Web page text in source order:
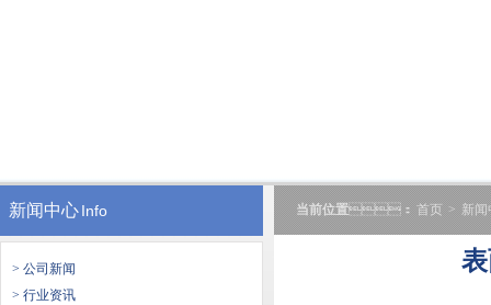
新闻中心Info
> 公司新闻
> 行业资讯
当前位置： 首页 > 新闻